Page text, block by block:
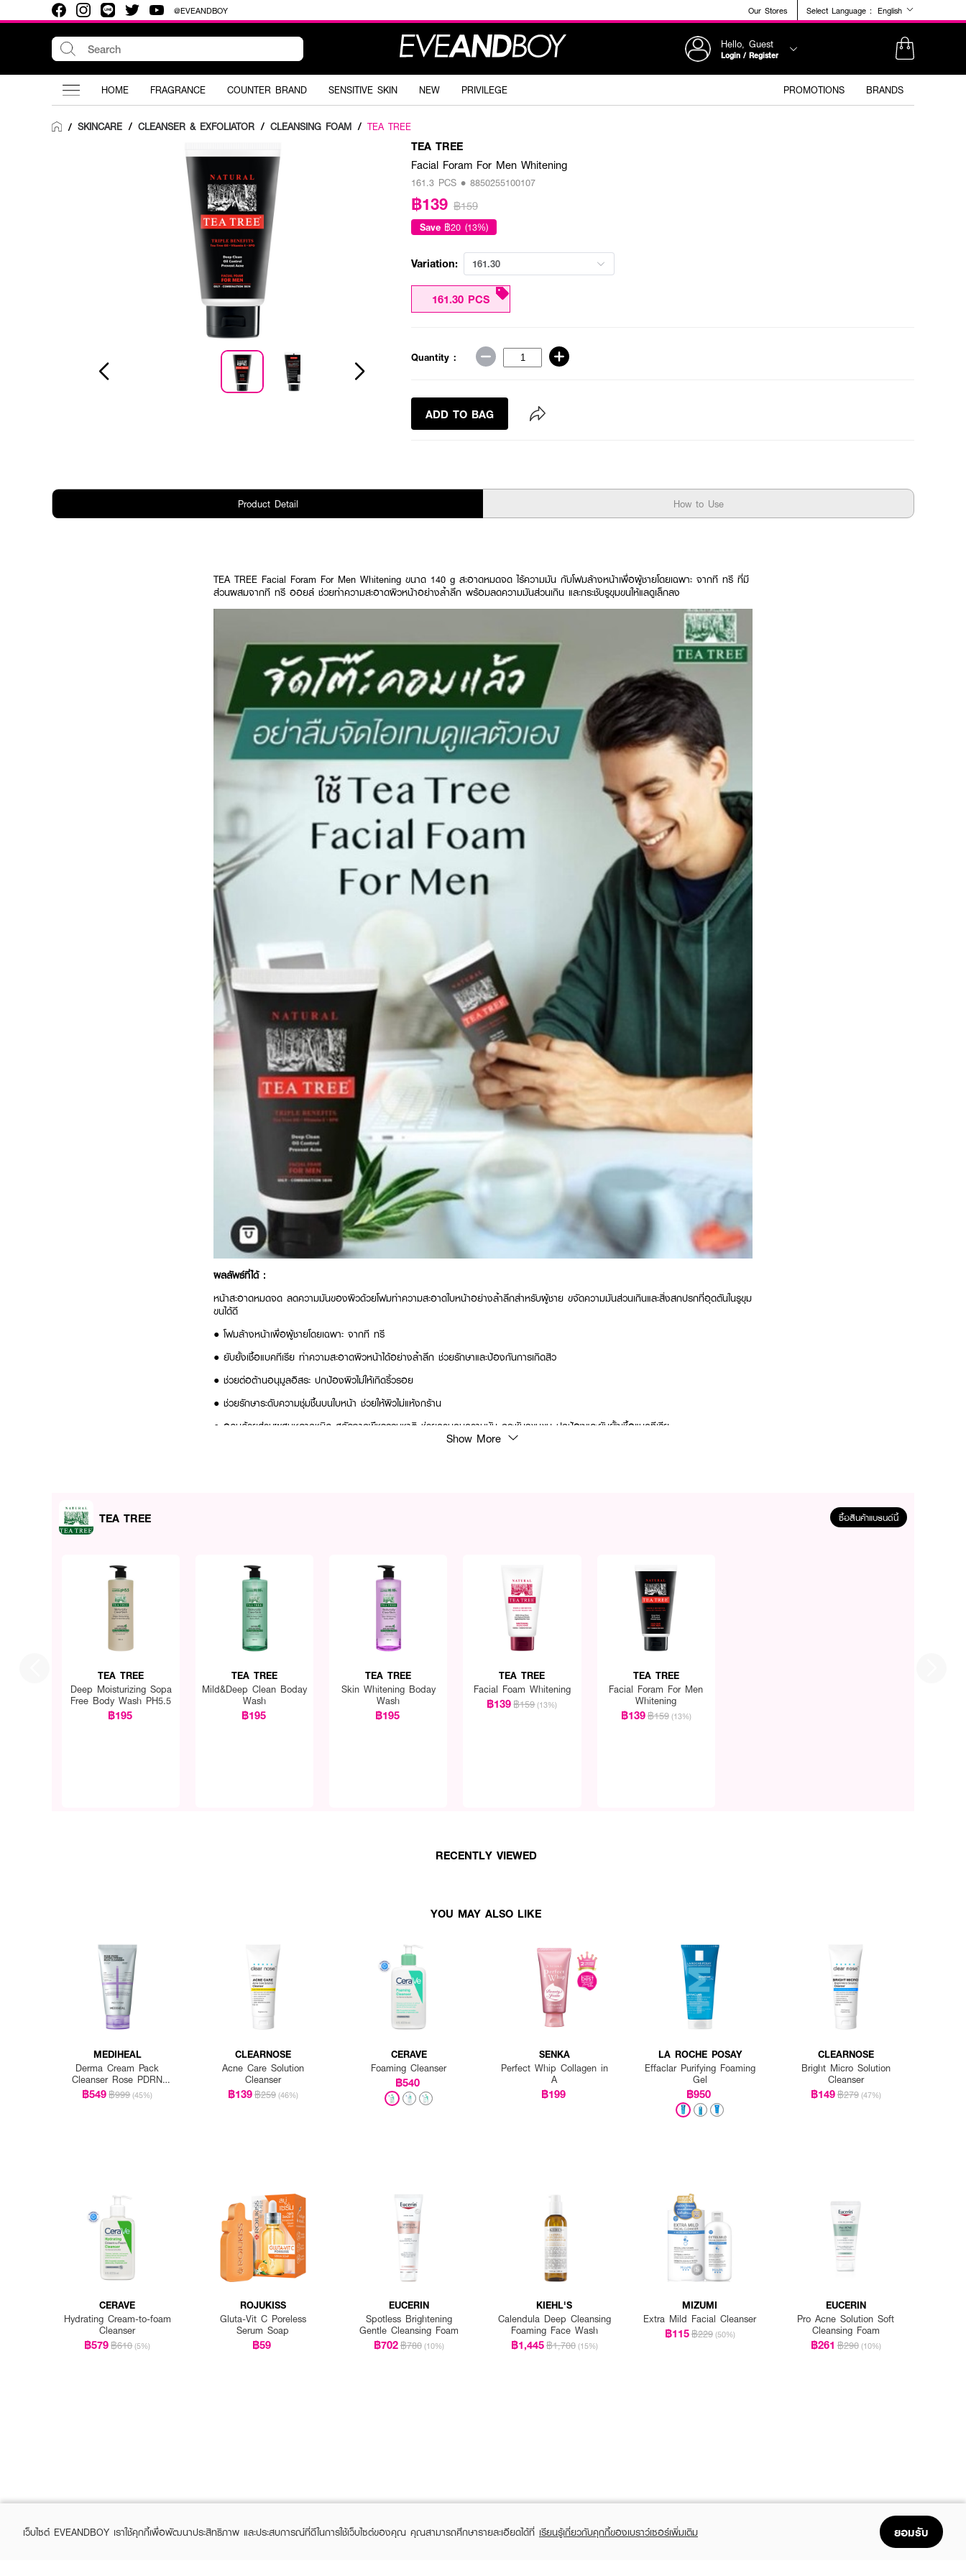
@EVEANDBOY Our Stores Select Language : English
Hello, Guest
Login / Register
HOME FRAGRANCE COUNTER BRAND SENSITIVE SKIN NEW PRIVILEGE PROMOTIONS BRANDS
/ SKINCARE / CLEANSER & EXFOLIATOR / CLEANSING FOAM / TEA TREE
TEA TREE
Facial Foram For Men Whitening
161.3 PCS • 8850255100107
฿139 ฿159
Save ฿20 (13%)
Variation: 161.30
161.30 PCS
Quantity :
ADD TO BAG
Product Detail How to Use
TEA TREE Facial Foram For Men Whitening ขนาด 140 g สะอาดหมดจด ไร้ความมัน กับโฟมล้างหน้าเพื่อผู้ชายโดยเฉพาะ จากที ทรี ที่มี
ส่วนผสมจากที ทรี ออยล์ ช่วยทำความสะอาดผิวหน้าอย่างล้ำลึก พร้อมลดความมันส่วนเกิน และกระชับรูขุมขนให้แลดูเล็กลง
ผลลัพธ์ที่ได้ :
หน้าสะอาดหมดจด ลดความมันของผิวด้วยโฟมทำความสะอาดใบหน้าอย่างล้ำลึกสำหรับผู้ชาย ขจัดความมันส่วนเกินและสิ่งสกปรกที่อุดตันในรูขุม
ขนได้ดี
● โฟมล้างหน้าเพื่อผู้ชายโดยเฉพาะ จากที ทรี
● ยับยั้งเชื้อแบคทีเรีย ทำความสะอาดผิวหน้าได้อย่างล้ำลึก ช่วยรักษาและป้องกันการเกิดสิว
● ช่วยต่อต้านอนุมูลอิสระ ปกป้องผิวไม่ให้เกิดริ้วรอย
● ช่วยรักษาระดับความชุ่มชื้นบนใบหน้า ช่วยให้ผิวไม่แห้งกร้าน
● อุดมด้วยส่วนผสมหลากชนิด สกัดจากพืชธรรมชาติ ช่วยควบคุมความมัน กระชับรูขุมขน ปกป้องและยับยั้งเชื้อแบคทีเรีย
Show More
TEA TREE ซื้อสินค้าแบรนด์นี้
TEA TREE
Deep Moisturizing Sopa
Free Body Wash PH5.5
฿195
TEA TREE
Mild&Deep Clean Boday
Wash
฿195
TEA TREE
Skin Whitening Boday
Wash
฿195
TEA TREE
Facial Foam Whitening
฿139฿159 (13%)
TEA TREE
Facial Foram For Men
Whitening
฿139฿159 (13%)
RECENTLY VIEWED
YOU MAY ALSO LIKE
MEDIHEAL
Derma Cream Pack
Cleanser Rose PDRN
[Pore Firming]
฿549฿999 (45%)
CLEARNOSE
Acne Care Solution
Cleanser
฿139฿259 (46%)
CERAVE
Foaming Cleanser
฿540
SENKA
Perfect Whip Collagen in
A
฿199
LA ROCHE POSAY
Effaclar Purifying Foaming
Gel
฿950
CLEARNOSE
Bright Micro Solution
Cleanser
฿149฿279 (47%)
CERAVE
Hydrating Cream-to-foam
Cleanser
฿579฿610 (5%)
ROJUKISS
Gluta-Vit C Poreless
Serum Soap
฿59
EUCERIN
Spotless Brightening
Gentle Cleansing Foam
฿702฿780 (10%)
KIEHL'S
Calendula Deep Cleansing
Foaming Face Wash
฿1,445฿1,700 (15%)
MIZUMI
Extra Mild Facial Cleanser
฿115฿229 (50%)
EUCERIN
Pro Acne Solution Soft
Cleansing Foam
฿261 ฿290 (10%)
เว็บไซต์ EVEANDBOY เราใช้คุกกี้เพื่อพัฒนาประสิทธิภาพ และประสบการณ์ที่ดีในการใช้เว็บไซต์ของคุณ คุณสามารถศึกษารายละเอียดได้ที่ เรียนรู้เกี่ยวกับคุกกี้ของเบราว์เซอร์เพิ่มเติม ยอมรับ